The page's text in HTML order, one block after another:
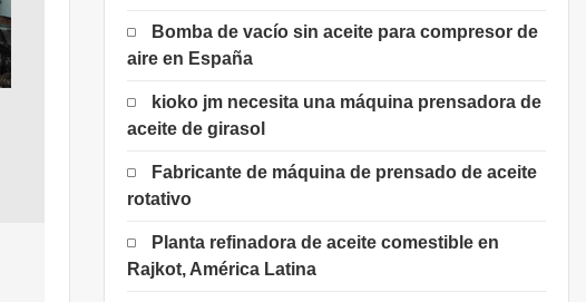
Bomba de vacío sin aceite para compresor de
aire en España
kioko jm necesita una máquina prensadora de
aceite de girasol
Fabricante de máquina de prensado de aceite
rotativo
Planta refinadora de aceite comestible en
Rajkot, América Latina